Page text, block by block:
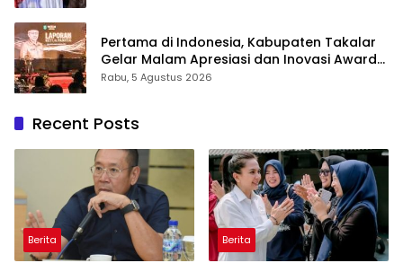
Pertama di Indonesia, Kabupaten Takalar
Gelar Malam Apresiasi dan Inovasi Award
2026: Panggung Penghargaan bagi
Rabu, 5 Agustus 2026
Recent Posts
Berita Berita